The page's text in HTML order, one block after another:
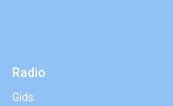
Radio
Gids